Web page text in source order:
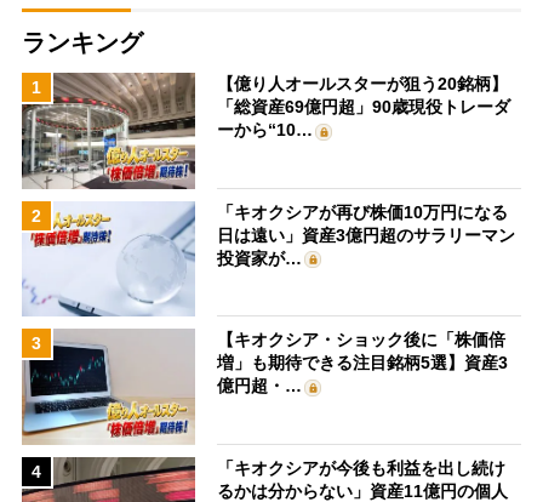
ランキング
1
【億り人オールスターが狙う20銘柄】
「総資産69億円超」90歳現役トレーダ
ーから“10…
2
「キオクシアが再び株価10万円になる
日は遠い」資産3億円超のサラリーマン
投資家が…
3
【キオクシア・ショック後に「株価倍
増」も期待できる注目銘柄5選】資産3
億円超・…
4
「キオクシアが今後も利益を出し続け
るかは分からない」資産11億円の個人